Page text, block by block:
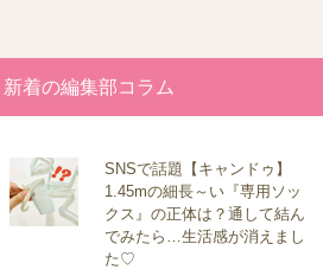
新着の編集部コラム
SNSで話題【キャンドゥ】
1.45mの細長～い『専用ソッ
クス』の正体は？通して結ん
でみたら…生活感が消えまし
た♡